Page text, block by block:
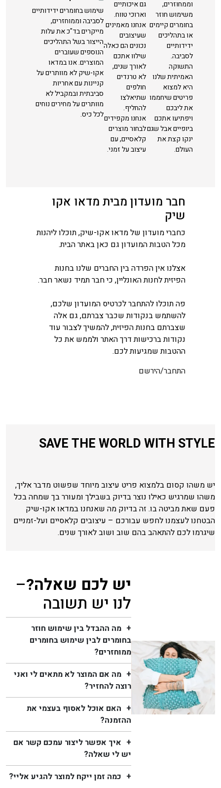
וממחוזרים,
משימוש חוזר
בחומרים קיימים
או בתהליכים
ידידותיים
לסביבה.
התשוקה
האמיתית שלנו
היא למצוא
פריטים שיחממו
את ליבכם
ויפתיעו אתכם
ביופיים אבל שגם
ינקו קצת את
העולם.
גם איכותיים
וארוכי טווח.
אנחנו מאמינים
שעיצובים
נכונים הם כאלה
שילוו אתכם
לאורך שנים,
לא טרנדים
חולפים
שתיאלצו
להחליף.
אנחנו מקפידים
לבחור מוצרים
קלאסיים, עם
עיצוב על זמני.
שימוש בחומרים ידידותיים
לסביבה וממוחזרים,
מייקרים בד"כ את עלות
הייצור בשל התהליכים
הנוספים שעוברים
המוצרים. אנו במדאו
אקו-שיק לא מוותרים על
קניינות עם אחריות
סביבתית ובמקביל לא
מוותרים על מחירים נוחים
לכל כיס.
חבר מועדון מבית מדאו אקו
שיק
כחברי מועדון של מדאו אקו-שיק, תוכלו ליהנות
מכל הטבות המועדון גם כאן באתר הבית.
אצלנו אין הפרדה בין החברים שלנו בחנות
הפיזית לחנות האונליין, כי חבר תמיד נשאר חבר.
פה תוכלו להתחבר לכרטיס המועדון שלכם,
להשתמש בנקודות שכבר צברתם, גם אלה
שצברתם בחנות הפיזית, להמשיך לצבור עוד
נקודות ברכישות דרך האתר ולממש את כל
ההטבות שמגיעות לכם.
התחבר/הירשם
SAVE THE WORLD WITH STYLE
יש משהו קסום בלמצוא פריט עיצוב מיוחד שפשוט מדבר אליך,
משהו שמרגיש כאילו נוצר בדיוק בשבילך ומעורר בך שמחה בכל
פעם שאת מביטה בו. זה בדיוק מה שאנחנו במדאו אקו-שיק
הבטחנו לעצמנו לחפש עבורכם – עיצובים קלאסיים ועל-זמניים
שיגרמו לכם להתאהב בהם שוב ושוב לאורך שנים.
יש לכם שאלה?–
לנו יש תשובה
מה ההבדל בין שימוש חוזר
בחומרים לבין שימוש בחומרים
ממוחזרים?
מה אם המוצר לא מתאים לי ואני
רוצה להחזיר?
האם אוכל לאסוף בעצמי את
ההזמנה?
איך אפשר ליצור עמכם קשר אם
יש לי שאלה?
כמה זמן ייקח למוצר להגיע אליי?